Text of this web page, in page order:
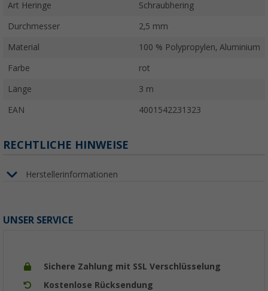
Art Heringe Schraubhering
Durchmesser 2,5 mm
Material 100 % Polypropylen, Aluminium
Farbe rot
Länge 3 m
EAN 4001542231323
RECHTLICHE HINWEISE
Herstellerinformationen
UNSER SERVICE
Sichere Zahlung mit SSL Verschlüsselung
Kostenlose Rücksendung